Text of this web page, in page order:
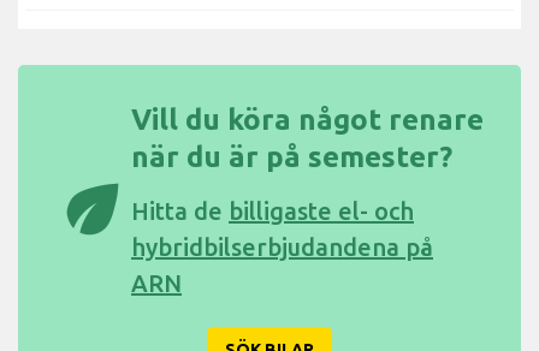
eco
Vill du köra något renare
när du är på semester?
Hitta de billigaste el- och
hybridbilserbjudandena på
ARN